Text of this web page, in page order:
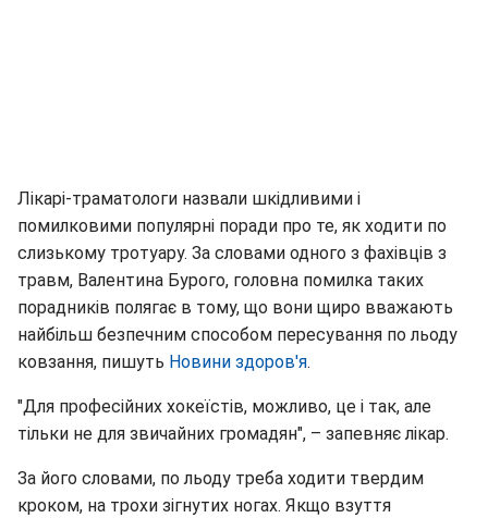
Лікарі-траматологи назвали шкідливими і
помилковими популярні поради про те, як ходити по
слизькому тротуару. За словами одного з фахівців з
травм, Валентина Бурого, головна помилка таких
порадників полягає в тому, що вони щиро вважають
найбільш безпечним способом пересування по льоду
ковзання, пишуть Новини здоров'я.
"Для професійних хокеїстів, можливо, це і так, але
тільки не для звичайних громадян", – запевняє лікар.
За його словами, по льоду треба ходити твердим
кроком, на трохи зігнутих ногах. Якщо взуття